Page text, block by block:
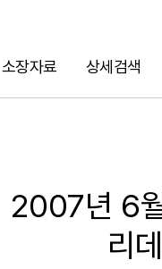
소장자료 상세검색
2007년 6월
리